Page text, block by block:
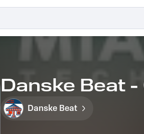
Danske Beat
Danske Beat